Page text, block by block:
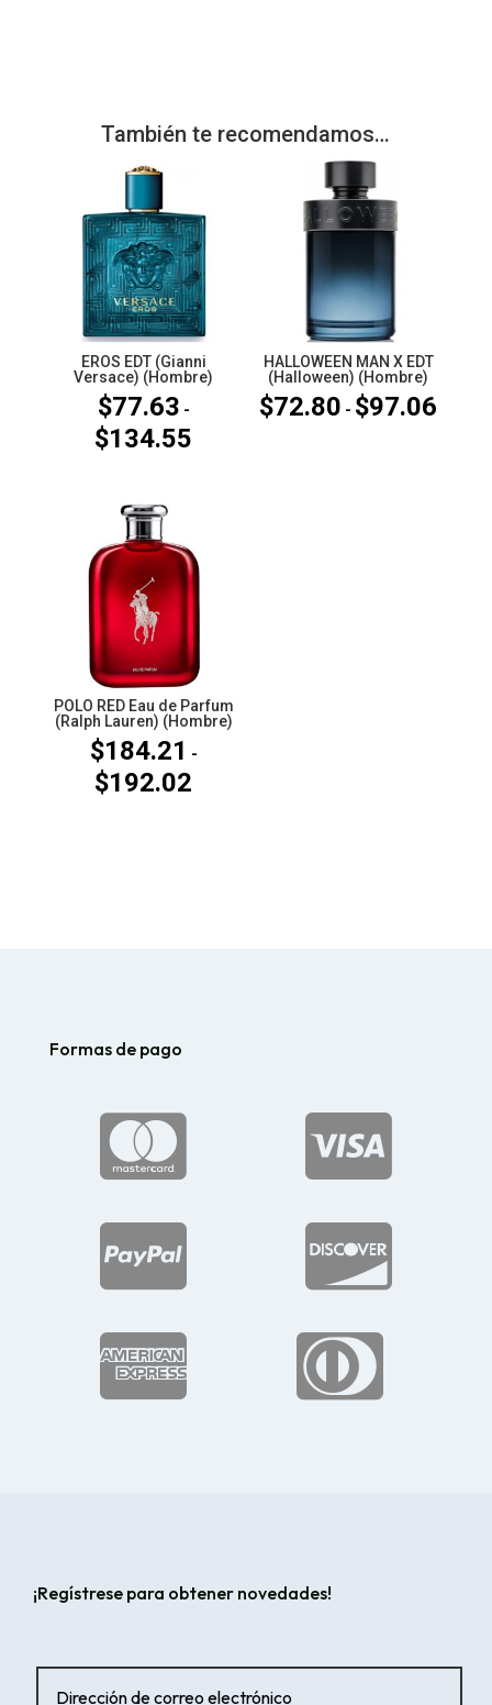
También te recomendamos…
EROS EDT (Gianni
Versace) (Hombre)
$77.63 -
$134.55
$77.63
hasta
$134.55
HALLOWEEN MAN X EDT
(Halloween) (Hombre)
$72.80 - $97.06
POLO RED Eau de Parfum
(Ralph Lauren) (Hombre)
$184.21 -
$192.02
Formas de pago






¡Regístrese para obtener novedades!